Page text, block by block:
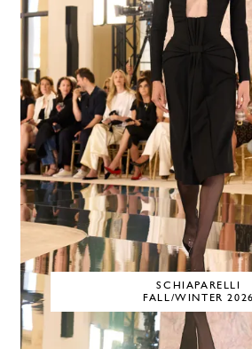
SCHIAPARELLI
FALL/WINTER 2026